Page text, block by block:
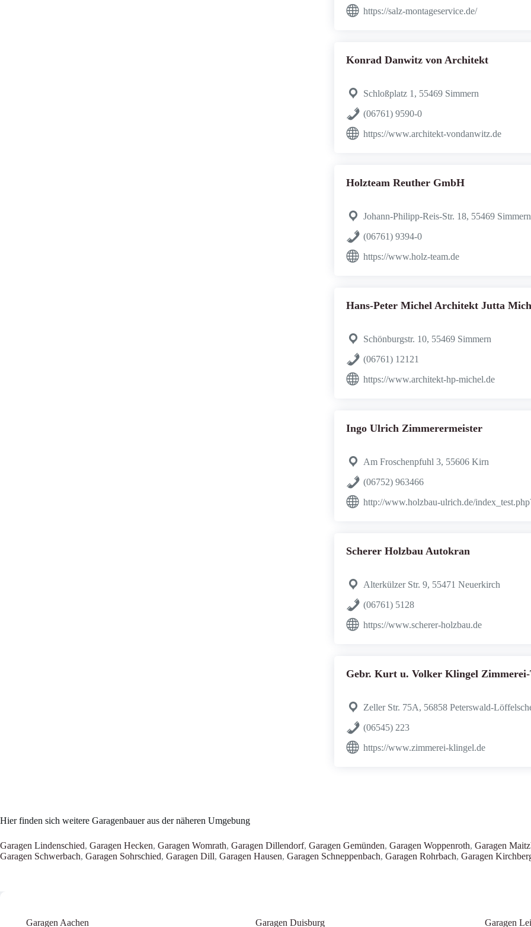
https://salz-montageservice.de/
Konrad Danwitz von Architekt
Schloßplatz 1, 55469 Simmern
(06761) 9590-0
https://www.architekt-vondanwitz.de
Holzteam Reuther GmbH
Johann-Philipp-Reis-Str. 18, 55469 Simmern
(06761) 9394-0
https://www.holz-team.de
Hans-Peter Michel Architekt Jutta
Schönburgstr. 10, 55469 Simmern
(06761) 12121
https://www.architekt-hp-michel.de
Ingo Ulrich Zimmerermeister
Am Froschenpfuhl 3, 55606 Kirn
(06752) 963466
http://www.holzbau-ulrich.de/
Scherer Holzbau Autokran
Alterkülzer Str. 9, 55471 Neuerkirch
(06761) 5128
https://www.scherer-holzbau.de
Gebr. Kurt u. Volker Klingel
Zeller Str. 75A, 56858 Peterswald-
(06545) 223
https://www.zimmerei-klingel.de
Hier finden sich weitere Garagenbauer aus der näheren Umgebung
Garagen Lindenschied, Garagen Hecken, Garagen Womrath, Garagen Dillendorf, Garagen Gemünden, Garagen Woppenroth, Garagen
Garagen Schwerbach, Garagen Sohrschied, Garagen Dill, Garagen Hausen, Garagen Schneppenbach, Garagen Rohrbach, Garagen
Garagen Aachen Garagen Duisburg Garagen